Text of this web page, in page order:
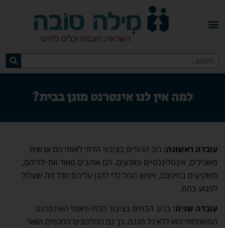
למה אין לנו אינטרנט מוגן בבית?
עובדה ראשונה: רוב ההורים בציבור הדתי לאומי הם אנשים
משכילים, אינטליגנטיים ומוּדַעִים. הם אוהבים מאוד את ילדיהם,
משקיעים בחינוכם, ויעשו הכול כדי להגן עליהם מכל מה שעלול
לפגוע בהם.
עובדה שניה: ברוב הבתים בציבור הדתי-לאומי האינטרנט
המשפחתי הוא ללא כל הגנה. כך גם הטלפונים החכמים ושאר